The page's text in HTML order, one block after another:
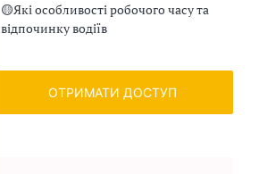
🟡Які особливості робочого часу та
відпочинку водіїв
ОТРИМАТИ ДОСТУП